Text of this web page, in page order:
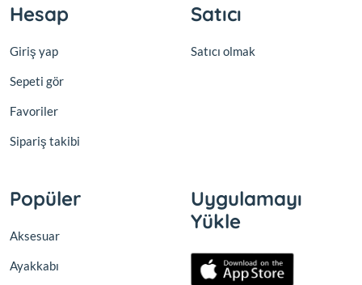
Hesap
Giriş yap
Sepeti gör
Favoriler
Sipariş takibi
Satıcı
Satıcı olmak
Popüler
Aksesuar
Ayakkabı
Uygulamayı
Yükle